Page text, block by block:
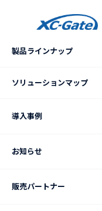
製品ラインナップ
XC-Gate.V3
ソリューションマップ
ソリューションマップ
導入事例
お知らせ
販売パートナー